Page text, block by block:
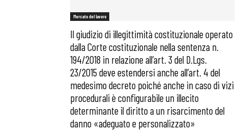
Mercato del lavoro
Il giudizio di illegittimità costituzionale operato
dalla Corte costituzionale nella sentenza n.
194/2018 in relazione all’art. 3 del D.Lgs.
23/2015 deve estendersi anche all’art. 4 del
medesimo decreto poiché anche in caso di vizi
procedurali è configurabile un illecito
determinante il diritto a un risarcimento del
danno «adeguato e personalizzato»